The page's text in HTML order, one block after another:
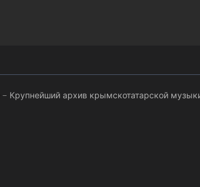
— Крупнейший архив крымскотатарской